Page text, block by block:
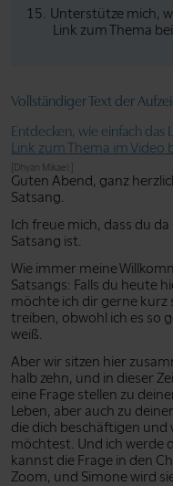
Unterstütze mich,
Link zum Thema
Vollständiger Text der
Entdecken, wie einfach das
Link zum Thema im Video
[Dhyan Mikael:]
Guten Abend, ganz
Satsang.
Ich freue mich, dass du
Satsang ist.
Wie immer meine
Satsangs: Falls du heute
möchte ich dir gerne kurz
treiben, obwohl ich es so
weiß.
Aber wir sitzen hier
halb zehn, und in dieser
eine Frage stellen zu
Leben, aber auch zu
die dich beschäftigen
möchtest. Und ich werde
kannst die Frage in den
Zoom, und Simone wird